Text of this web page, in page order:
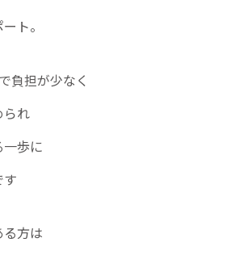
ト。
負担が少なく
られ
歩に
す
る方は